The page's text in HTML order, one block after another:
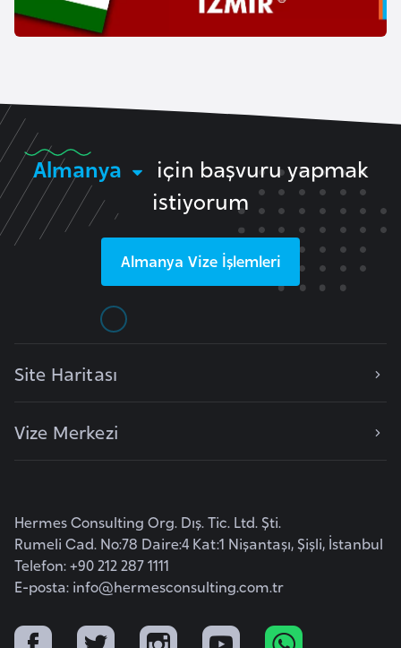
Almanya
için başvuru yapmak
istiyorum
Almanya Vize İşlemleri
Site Haritası
Vize Merkezi
Hermes Consulting Org. Dış. Tic. Ltd. Şti.
Rumeli Cad. No:78 Daire:4 Kat:1 Nişantaşı, Şişli, İstanbul
Telefon: +90 212 287 1111
E-posta: info@hermesconsulting.com.tr
r
n
r
m
a
o
n
y
a